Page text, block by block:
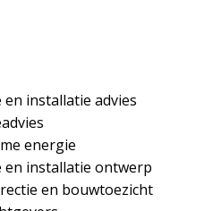
en installatie advies
energie
en installatie ontwerp
en bouwtoezicht